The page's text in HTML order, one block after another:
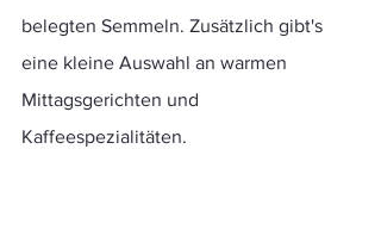
belegten Semmeln. Zusätzlich gibt's
eine kleine Auswahl an warmen
Mittagsgerichten und
Kaffeespezialitäten.